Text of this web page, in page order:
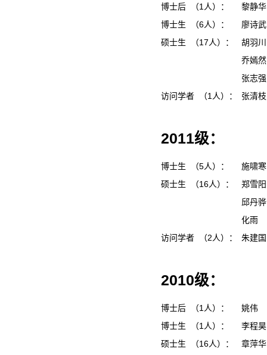
博士后 （1人）：
黎静
博士生 （6人）：
廖诗
硕士生 （17人）：
胡羽
乔嫣
张志
访问学者 （1人）：
张清
2011级：
博士生 （5人）：
施啸
硕士生 （16人）：
郑雪
邱丹
化雨
访问学者 （2人）：
朱建
2010级：
博士后 （1人）：
姚伟
博士生 （1人）：
李程
硕士生 （16人）：
章萍